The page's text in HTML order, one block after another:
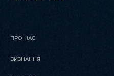
ПРО НАС
ВИЗНАННЯ